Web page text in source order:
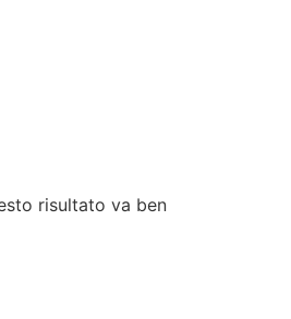
risultato va ben